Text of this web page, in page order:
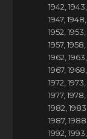
1942 ,1943
1947,1948
1952 ,1953
1957,1958
1962 ,1963
1967,1968
1972 ,1973
1977,1978
1982 ,1983
1987,1988
1992 ,1993